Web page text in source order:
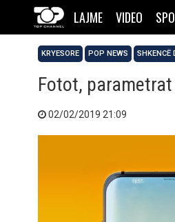
LAJME VIDEO
KRYESORE POP NEWS SHKENCË
Fotot,
02/02/2019 21:09